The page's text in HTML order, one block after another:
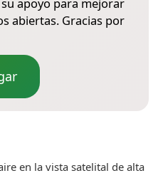
apoyo para mejorar
abiertas. Gracias por
en la vista satelital de alta